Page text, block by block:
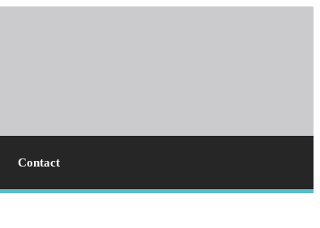
Contact